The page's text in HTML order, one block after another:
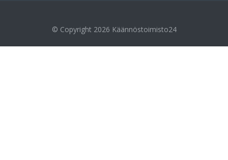
© Copyright 2026 Käännöstoimisto24